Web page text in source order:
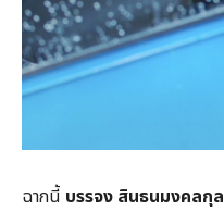
ฉากนี้ บรรจง สินธนมงคลกุล